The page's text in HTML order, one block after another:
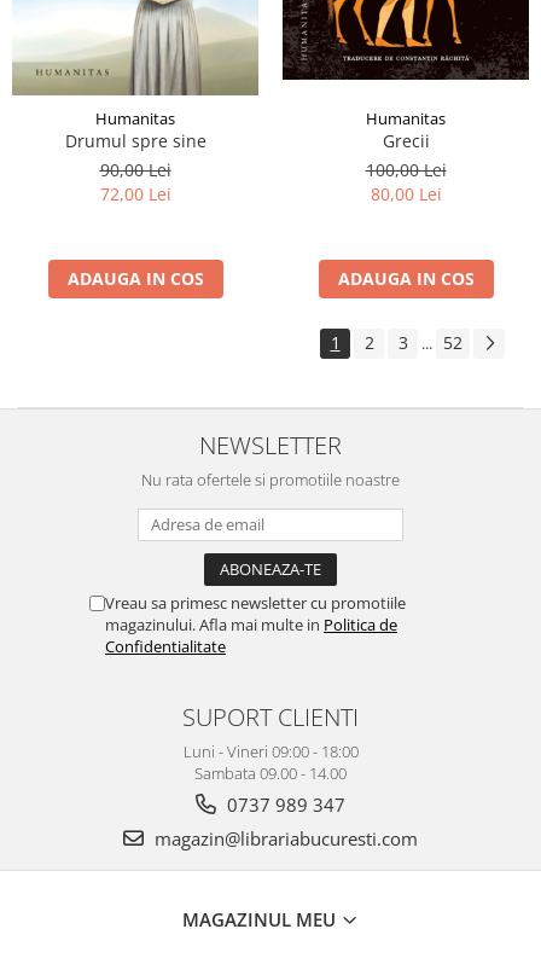
Humanitas
Drumul spre sine
90,00 Lei
72,00 Lei
ADAUGA IN COS
Humanitas
Grecii
100,00 Lei
80,00 Lei
ADAUGA IN COS
1 2 3 ... 52
NEWSLETTER
Nu rata ofertele si promotiile noastre
Vreau sa primesc newsletter cu promotiile
magazinului. Afla mai multe in Politica de
Confidentialitate
SUPORT CLIENTI
Luni - Vineri 09:00 - 18:00
Sambata 09.00 - 14.00
0737 989 347
magazin@librariabucuresti.com
MAGAZINUL MEU